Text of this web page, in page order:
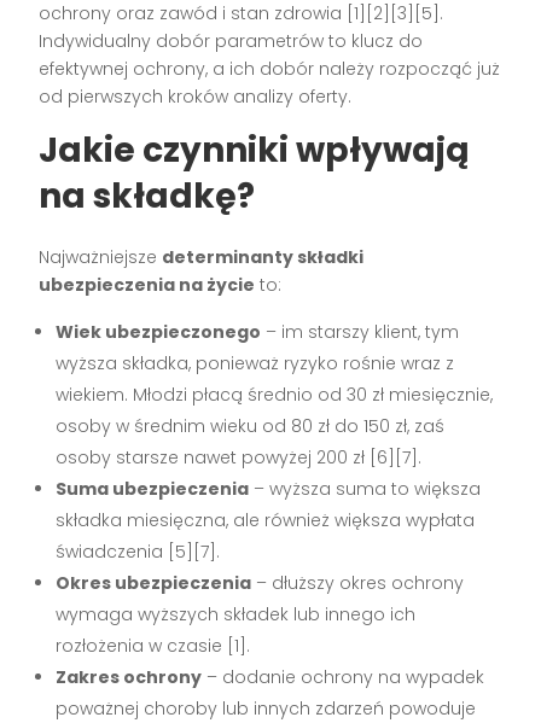
ochrony oraz zawód i stan zdrowia [1][2][3][5] .
Indywidualny dobór parametrów to klucz do
efektywnej ochrony, a ich dobór należy rozpocząć już
od pierwszych kroków analizy oferty.
Jakie czynniki wpływają
na składkę?
Najważniejsze determinanty składki
ubezpieczenia na życie to:
Wiek ubezpieczonego – im starszy klient, tym
wyższa składka, ponieważ ryzyko rośnie wraz z
wiekiem. Młodzi płacą średnio od 30 zł miesięcznie,
osoby w średnim wieku od 80 zł do 150 zł, zaś
osoby starsze nawet powyżej 200 zł [6][7] .
Suma ubezpieczenia – wyższa suma to większa
składka miesięczna, ale również większa wypłata
świadczenia [5][7] .
Okres ubezpieczenia – dłuższy okres ochrony
wymaga wyższych składek lub innego ich
rozłożenia w czasie [1] .
Zakres ochrony – dodanie ochrony na wypadek
poważnej choroby lub innych zdarzeń powoduje